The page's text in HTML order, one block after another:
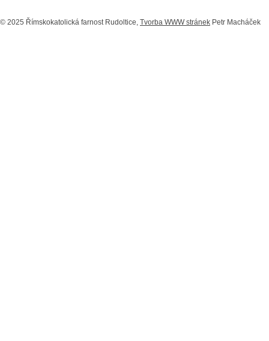
© 2025 Římskokatolická farnost Rudoltice, Tvorba WWW stránek Petr Macháček